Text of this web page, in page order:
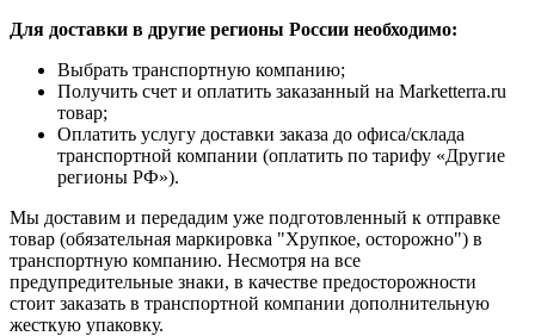
Для доставки в другие регионы России необходимо:
Выбрать транспортную компанию;
Получить счет и оплатить заказанный на Marketterra.ru
товар;
Оплатить услугу доставки заказа до офиса/склада
транспортной компании (оплатить по тарифу «Другие
регионы РФ»).
Мы доставим и передадим уже подготовленный к отправке
товар (обязательная маркировка "Хрупкое, осторожно") в
транспортную компанию. Несмотря на все
предупредительные знаки, в качестве предосторожности
стоит заказать в транспортной компании дополнительную
жесткую упаковку.